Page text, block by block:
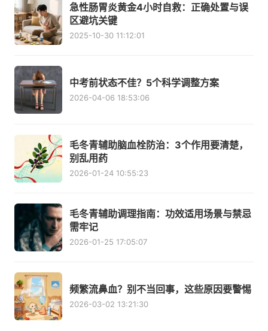
急性肠胃炎黄金4小时自救：正确处置与误
区避坑关键
2025-10-30 11:12:01
中考前状态不佳？5个科学调整方案
2026-04-06 18:53:06
毛冬青辅助脑血栓防治：3个作用要清楚，
别乱用药
2026-01-24 10:55:23
毛冬青辅助调理指南：功效适用场景与禁忌
需牢记
2026-01-25 17:05:07
频繁流鼻血？别不当回事，这些原因要警惕
2026-03-02 13:21:30